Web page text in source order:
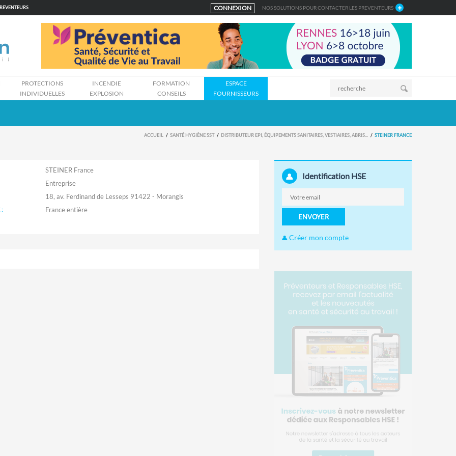
CONNEXION NOS SOLUTIONS POUR CONTACTER LES PREVENTEURS
PROTECTIONS
INDIVIDUELLES
INCENDIE
EXPLOSION
FORMATION
CONSEILS
ESPACE
FOURNISSEURS
ACCUEIL SANTÉ HYGIÈNE SST DISTRIBUTEUR EPI, ÉQUIPEMENTS SANITAIRES, VESTIAIRES, ABRIS... STEINER FRANCE
STEINER France
Entreprise
18, av. Ferdinand de Lesseps 91422 - Morangis
:
Identification HSE
ENVOYER
Créer mon compte